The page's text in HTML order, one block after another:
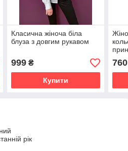
Класична жіноча біла
блуза з довгим рукавом
999₴
Купити
760
рік